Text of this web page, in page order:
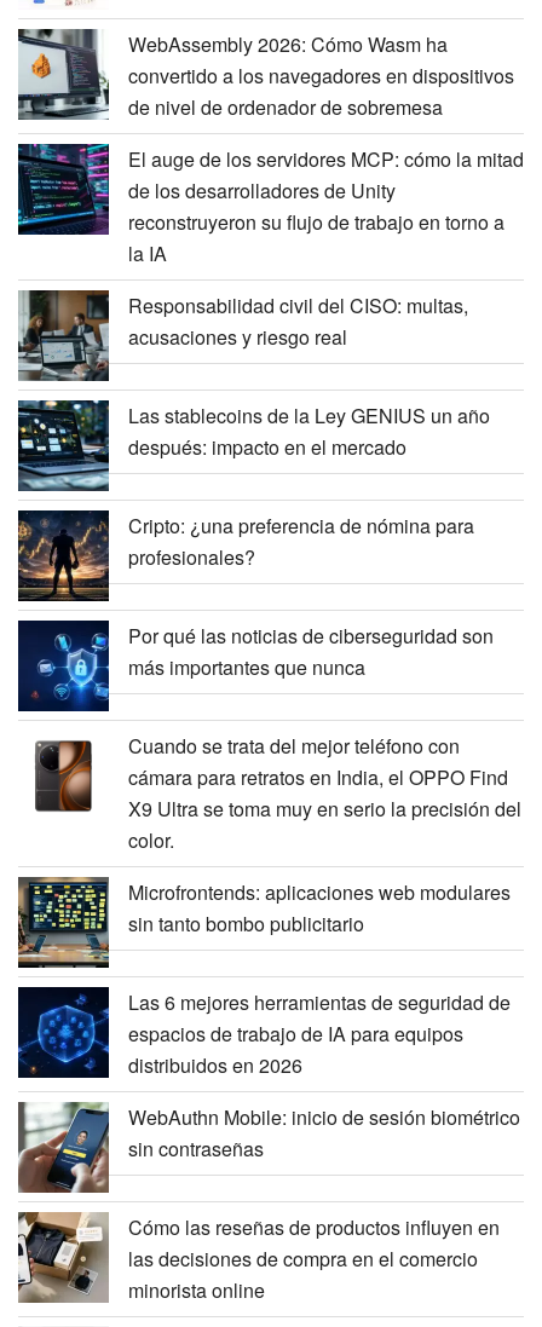
WebAssembly 2026: Cómo Wasm ha
convertido a los navegadores en dispositivos
de nivel de ordenador de sobremesa
El auge de los servidores MCP: cómo la mitad
de los desarrolladores de Unity
reconstruyeron su flujo de trabajo en torno a
la IA
Responsabilidad civil del CISO: multas,
acusaciones y riesgo real
Las stablecoins de la Ley GENIUS un año
después: impacto en el mercado
Cripto: ¿una preferencia de nómina para
profesionales?
Por qué las noticias de ciberseguridad son
más importantes que nunca
Cuando se trata del mejor teléfono con
cámara para retratos en India, el OPPO Find
X9 Ultra se toma muy en serio la precisión del
color.
Microfrontends: aplicaciones web modulares
sin tanto bombo publicitario
Las 6 mejores herramientas de seguridad de
espacios de trabajo de IA para equipos
distribuidos en 2026
WebAuthn Mobile: inicio de sesión biométrico
sin contraseñas
Cómo las reseñas de productos influyen en
las decisiones de compra en el comercio
minorista online